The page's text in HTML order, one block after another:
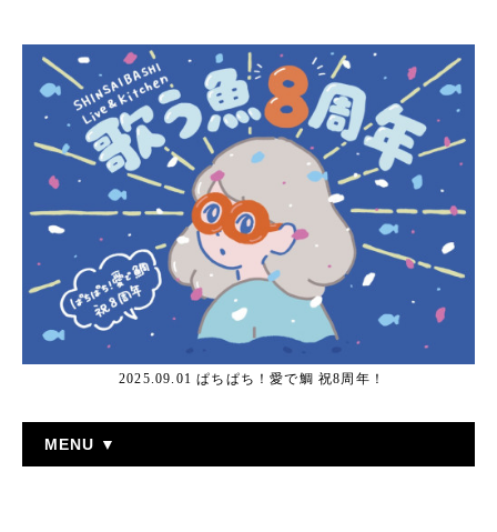
2025.09.01 ぱちぱち！愛で鯛 祝8周年！
MENU ▼